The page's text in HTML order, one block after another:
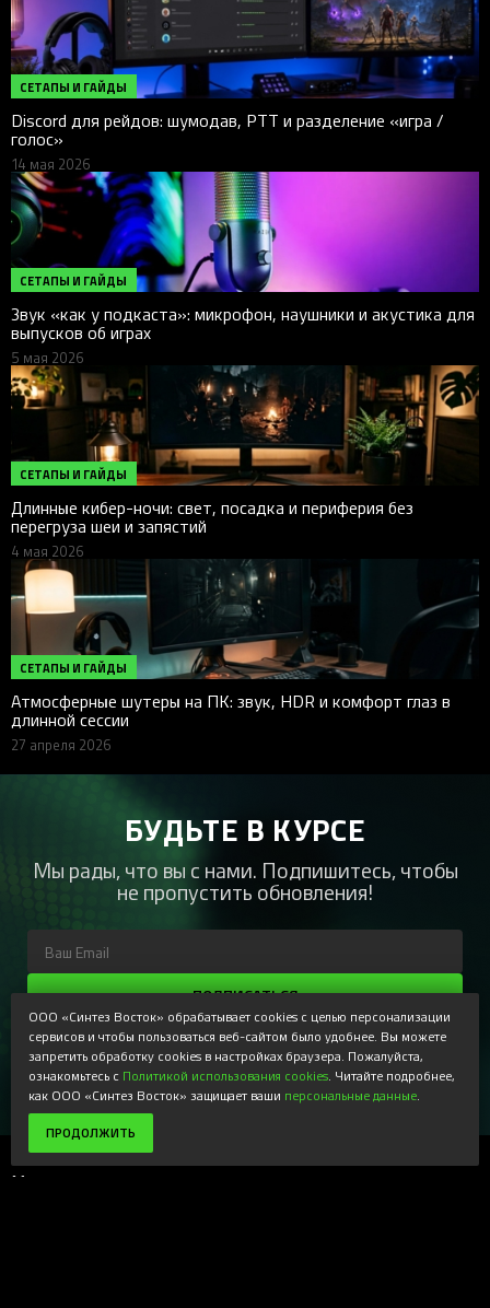
СЕТАПЫ И ГАЙДЫ
Discord для рейдов: шумодав, PTT и разделение «игра /
голос»
14 мая 2026
СЕТАПЫ И ГАЙДЫ
Звук «как у подкаста»: микрофон, наушники и акустика для
выпусков об играх
5 мая 2026
СЕТАПЫ И ГАЙДЫ
Длинные кибер-ночи: свет, посадка и периферия без
перегруза шеи и запястий
4 мая 2026
СЕТАПЫ И ГАЙДЫ
Атмосферные шутеры на ПК: звук, HDR и комфорт глаз в
длинной сессии
27 апреля 2026
БУДЬТЕ В КУРСЕ
Мы рады, что вы с нами. Подпишитесь, чтобы
не пропустить обновления!
ПОДПИСАТЬСЯ
Регистрируясь, Вы соглашаетесь получать наши
информационные рассылки и специальные предложения,
доступные только для подписчиков. Ознакомьтесь с нашей
Политикой конфиденциальности
Магазин
ООО «Синтез Восток» обрабатывает cookies с целью персонализации
сервисов и чтобы пользоваться веб-сайтом было удобнее. Вы можете
запретить обработку cookies в настройках браузера. Пожалуйста,
ознакомьтесь с Политикой использования cookies . Читайте подробнее,
как ООО «Синтез Восток» защищает ваши персональные данные
ПРОДОЛЖИТЬ